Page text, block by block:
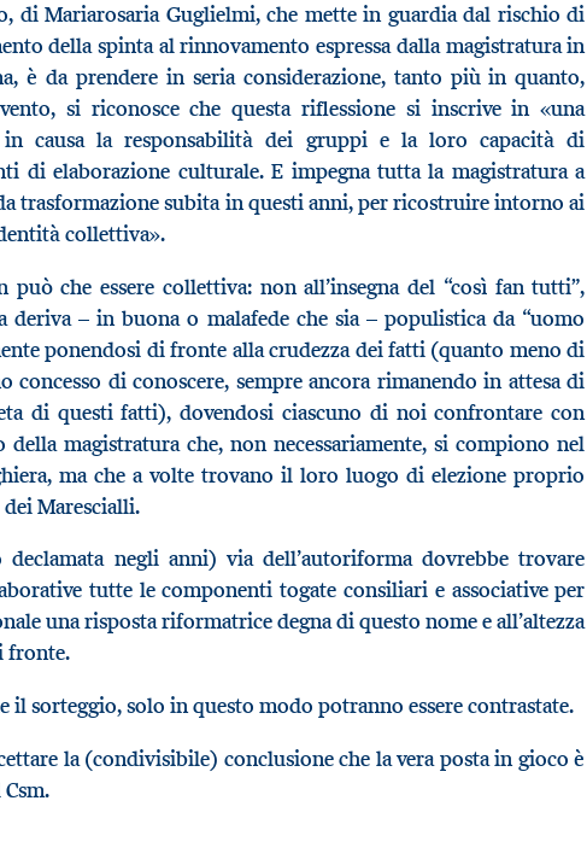
di Mariarosaria Guglielmi, che mette in guardia dal rischio di
della spinta al rinnovamento espressa dalla magistratura in
è da prendere in seria considerazione, tanto più in quanto,
si riconosce che questa riflessione si inscrive in «una
in causa la responsabilità dei gruppi e la loro capacità di
di elaborazione culturale. E impegna tutta la magistratura a
trasformazione subita in questi anni, per ricostruire intorno ai
collettiva».
che essere collettiva: non all’insegna del “così fan tutti”,
deriva – in buona o malafede che sia – populistica da “uomo
ponendosi di fronte alla crudezza dei fatti (quanto meno di
di conoscere, sempre ancora rimanendo in attesa di
di questi fatti), dovendosi ciascuno di noi confrontare con
magistratura che, non necessariamente, si compiono nel
ma che a volte trovano il loro luogo di elezione proprio
Marescialli.
negli anni) via dell’autoriforma dovrebbe trovare
tutte le componenti togate consiliari e associative per
una risposta riformatrice degna di questo nome e all’altezza
fronte.
il sorteggio, solo in questo modo potranno essere contrastate.
la (condivisibile) conclusione che la vera posta in gioco è